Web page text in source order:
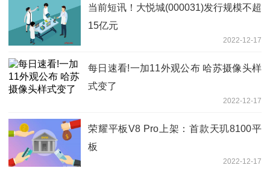
当前短讯！大悦城(000031)发行规模不超
15亿元
2022-12-17
每日速看!一加11外观公布 哈苏摄像头样
式变了
2022-12-17
荣耀平板V8 Pro上架：首款天玑8100平
板
2022-12-17